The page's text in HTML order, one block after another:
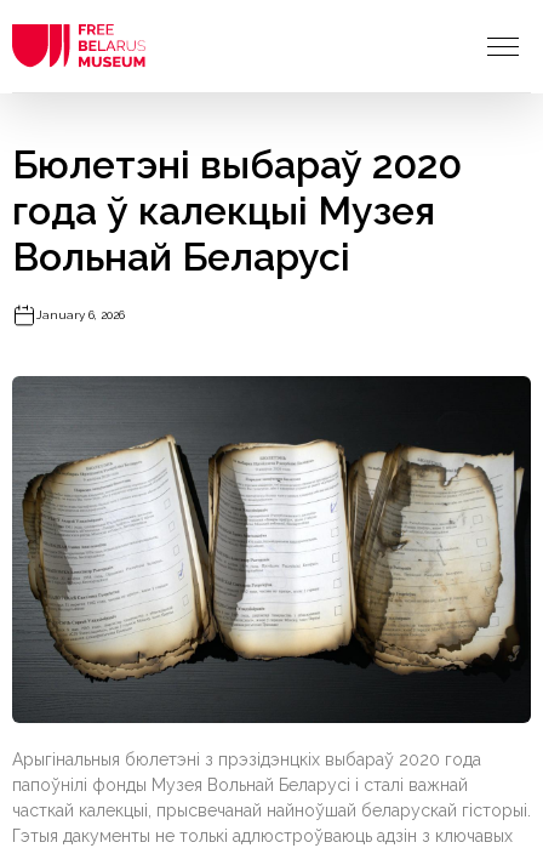
Бюлетэні выбараў 2020
года ў калекцыі Музея
Вольнай Беларусі
January 6, 2026
Арыгінальныя бюлетэні з прэзідэнцкіх выбараў 2020 года
папоўнілі фонды Музея Вольнай Беларусі і сталі важнай
часткай калекцыі, прысвечанай найноўшай беларускай гісторыі.
Гэтыя дакументы не толькі адлюстроўваюць адзін з ключавых